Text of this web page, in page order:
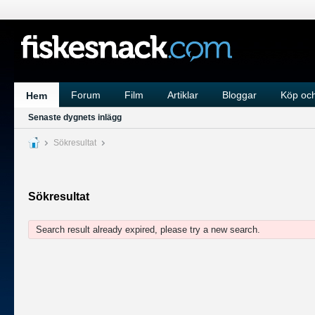
Hem Forum Film Artiklar Bloggar Köp
Senaste dygnets inlägg
Sökresultat
Sökresultat
Search result already expired, please try a new search.